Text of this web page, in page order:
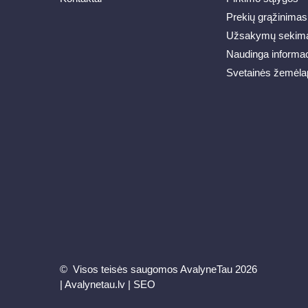
Prekių grąžinimas
Užsakymų
Naudinga
Svetainės
© Visos teisės saugomos AvalyneTau 2026
| Avalynetau.lv | SEO